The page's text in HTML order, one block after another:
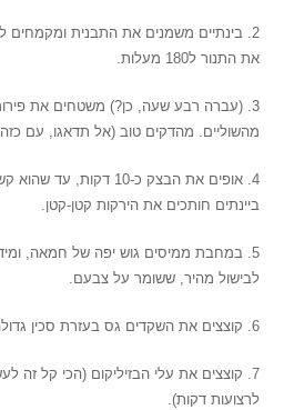
2. בינתיים משמנים את התבנית
את התנור ל180 מעלות.
3. (עברה רבע שעה, כן?) משטחים את
מהשוליים. מהדקים טוב (אל תדאגו, עם
4. אופים את הבצק כ-10
ביינתים חותכים את הירקות קטן-קטן.
5. במחבת ממיסים גוש יפה של חמאה,
לבישול מהיר, ששומר על צבעם.
6. קוצצים את השקדים גס בעזרת סכין גדולה.
7. קוצצים את עלי הבזיליקום (הכי קל
לרצועות דקות).